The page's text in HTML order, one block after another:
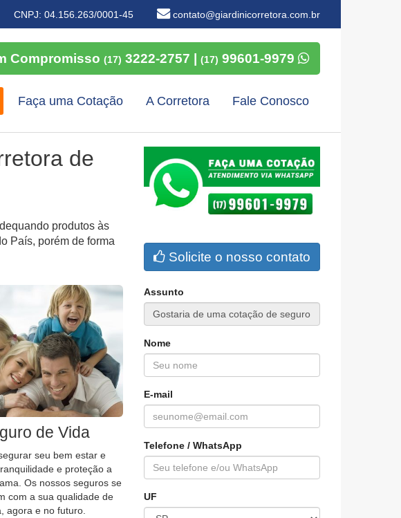
CNPJ: 04.156.263/0001-45 contato@giardinicorretora.com.br
Compromisso (17) 3222-2757 | (17) 99601-9979
Faça uma Cotação A Corretora Fale Conosco
de
produtos às
País, porém de forma
de Vida
seu bem estar e
e proteção a
Os nossos seguros se
com a sua qualidade de
agora e no futuro.
Solicite o nosso contato
Assunto
Nome
E-mail
Telefone / WhatsApp
UF